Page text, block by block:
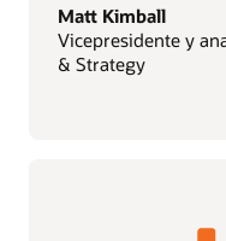
Matt Kimball
Vicepresidente y
& Strategy